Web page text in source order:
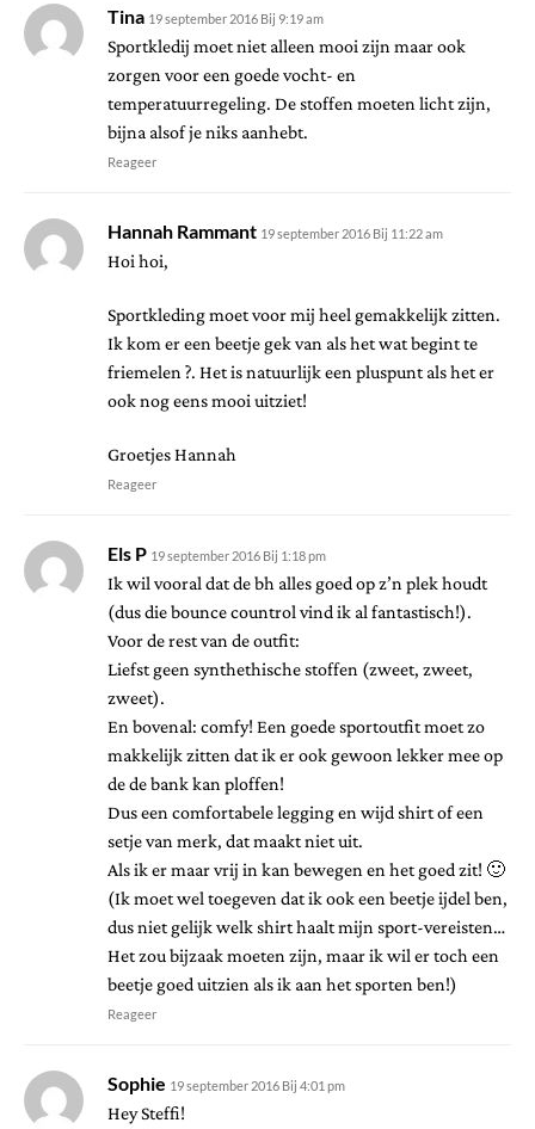
Tina 19 september 2016 Bij 9:19 am
Sportkledij moet niet alleen mooi zijn maar ook
zorgen voor een goede vocht- en
temperatuurregeling. De stoffen moeten licht zijn,
bijna alsof je niks aanhebt.
Reageer
Hannah Rammant 19 september 2016 Bij 11:22 am
Hoi hoi,
Sportkleding moet voor mij heel gemakkelijk zitten.
Ik kom er een beetje gek van als het wat begint te
friemelen ?. Het is natuurlijk een pluspunt als het er
ook nog eens mooi uitziet!
Groetjes Hannah
Reageer
Els P 19 september 2016 Bij 1:18 pm
Ik wil vooral dat de bh alles goed op z’n plek houdt
(dus die bounce countrol vind ik al fantastisch!).
Voor de rest van de outfit:
Liefst geen synthethische stoffen (zweet, zweet,
zweet).
En bovenal: comfy! Een goede sportoutfit moet zo
makkelijk zitten dat ik er ook gewoon lekker mee op
de de bank kan ploffen!
Dus een comfortabele legging en wijd shirt of een
setje van merk, dat maakt niet uit.
Als ik er maar vrij in kan bewegen en het goed zit! 🙂
(Ik moet wel toegeven dat ik ook een beetje ijdel ben,
dus niet gelijk welk shirt haalt mijn sport-vereisten…
Het zou bijzaak moeten zijn, maar ik wil er toch een
beetje goed uitzien als ik aan het sporten ben!)
Reageer
Sophie 19 september 2016 Bij 4:01 pm
Hey Steffi!